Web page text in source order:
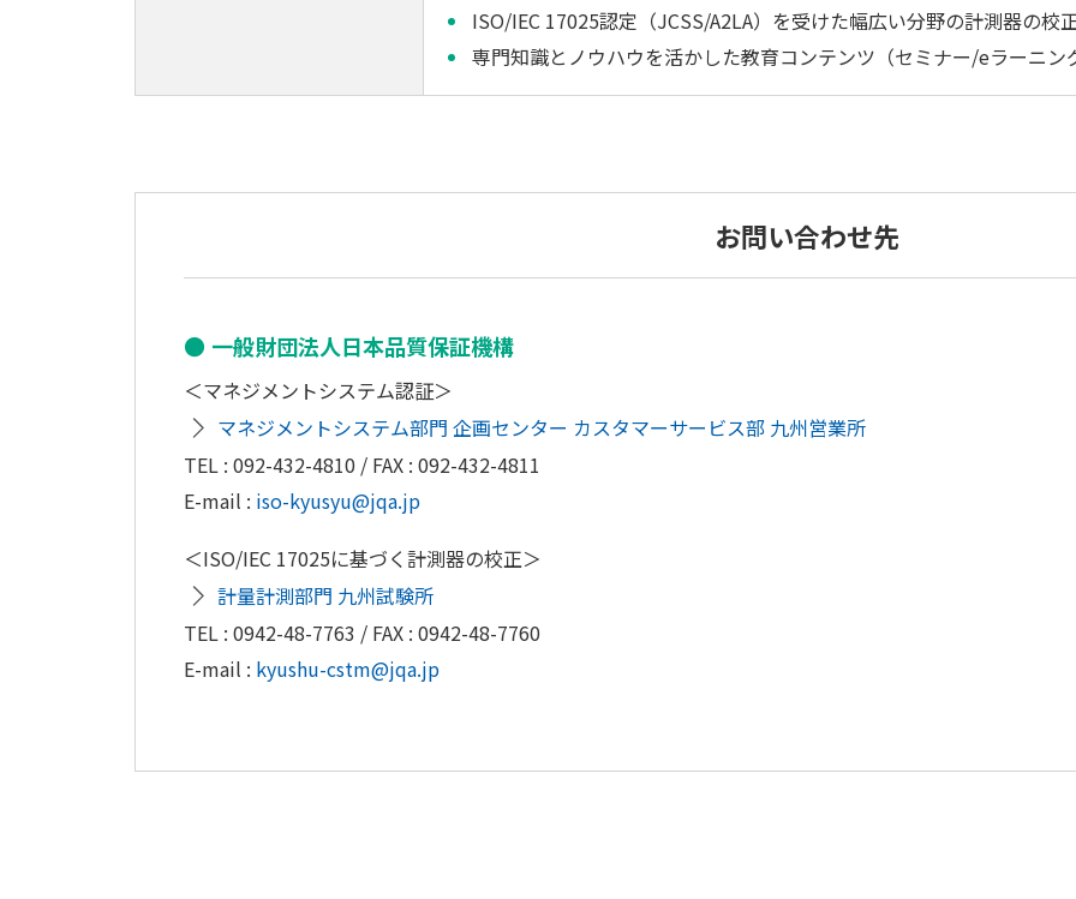
ISO/IEC 17025認定（JCSS/A2LA）を受けた幅広い分野の計測器の校
専門知識とノウハウを活かした教育コンテンツ（セミナー/eラーニン
お問い合わせ先
一般財団法人日本品質保証機構
＜マネジメントシステム認証＞
マネジメントシステム部門 企画センター カスタマーサービス部 九州営業所
TEL : 092-432-4810 / FAX : 092-432-4811
E-mail : iso-kyusyu@jqa.jp
＜ISO/IEC 17025に基づく計測器の校正＞
計量計測部門 九州試験所
TEL : 0942-48-7763 / FAX : 0942-48-7760
E-mail : kyushu-cstm@jqa.jp